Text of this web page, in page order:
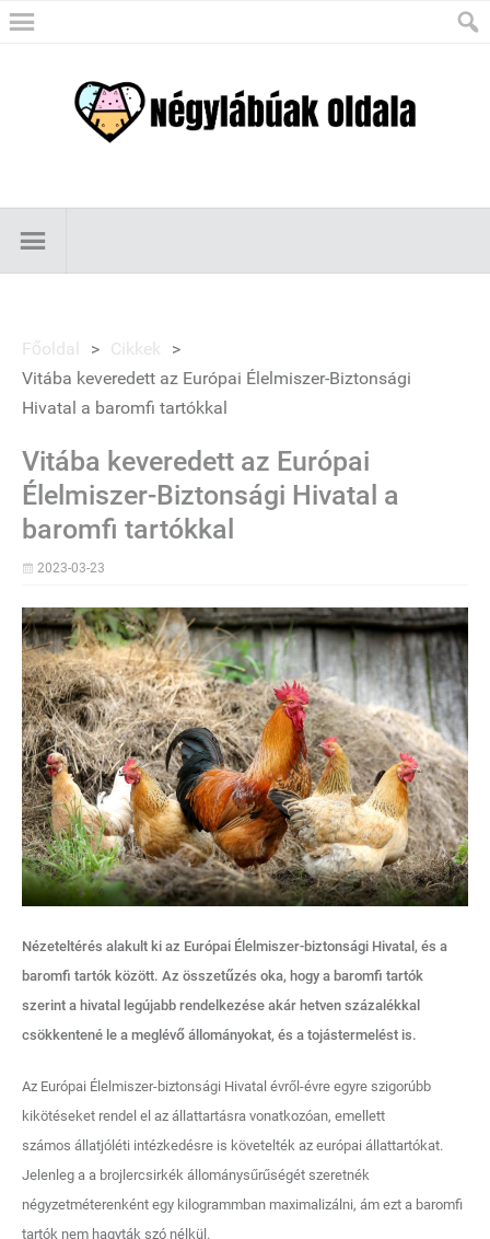
Főoldal > Cikkek
>
Vitába keveredett az Európai Élelmiszer-Biztonsági
Hivatal a baromfi tartókkal
Vitába keveredett az Európai
Élelmiszer-Biztonsági Hivatal a
baromfi tartókkal
2023-03-23
Nézeteltérés alakult ki az Európai Élelmiszer-biztonsági Hivatal, és a
baromfi tartók között. Az összetűzés oka, hogy a baromfi tartók
szerint a hivatal legújabb rendelkezése akár hetven százalékkal
csökkentené le a meglévő állományokat, és a tojástermelést is.
Az Európai Élelmiszer-biztonsági Hivatal évről-évre egyre szigorúbb
kikötéseket rendel el az állattartásra vonatkozóan, emellett
számos állatjóléti intézkedésre is követelték az európai állattartókat.
Jelenleg a a brojlercsirkék állománysűrűségét szeretnék
négyzetméterenként egy kilogrammban maximalizálni, ám ezt a baromfi
tartók nem hagyták szó nélkül.